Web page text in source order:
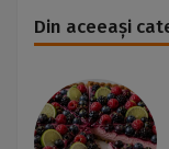
Din aceeași